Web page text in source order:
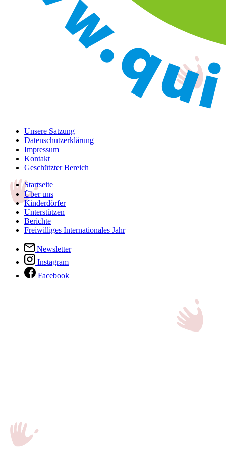
Unsere Satzung
Datenschutzerklärung
Impressum
Kontakt
Geschützter Bereich
Startseite
Über uns
Kinderdörfer
Unterstützen
Berichte
Freiwilliges Internationales Jahr
Newsletter
Instagram
Facebook